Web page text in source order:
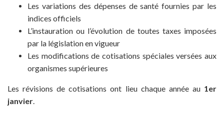
Les variations des dépenses de santé fournies par les
indices officiels
L’instauration ou l’évolution de toutes taxes imposées
par la législation en vigueur
Les modifications de cotisations spéciales versées aux
organismes supérieures
Les révisions de cotisations ont lieu chaque année au 1er
janvier